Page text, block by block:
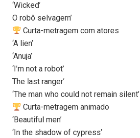
‘Wicked’
O robô selvagem’
Curta-metragem com atores
‘A lien’
‘Anuja’
‘I’m not a robot’
The last ranger’
‘The man who could not remain silent’
Curta-metragem animado
‘Beautiful men’
‘In the shadow of cypress’